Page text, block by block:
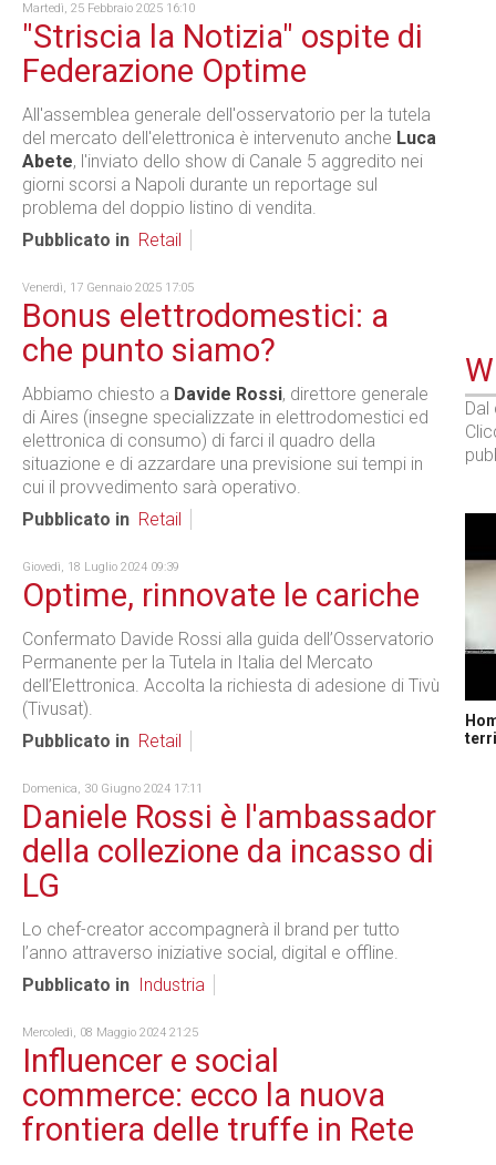
Martedì, 25 Febbraio 2025 16:10
"Striscia la Notizia" ospite di
Federazione Optime
All'assemblea generale dell'osservatorio per la tutela
del mercato dell'elettronica è intervenuto anche Luca
Abete, l'inviato dello show di Canale 5 aggredito nei
giorni scorsi a Napoli durante un reportage sul
problema del doppio listino di vendita.
Pubblicato in Retail
Venerdì, 17 Gennaio 2025 17:05
Bonus elettrodomestici: a
che punto siamo?
Abbiamo chiesto a Davide Rossi, direttore generale
di Aires (insegne specializzate in elettrodomestici ed
elettronica di consumo) di farci il quadro della
situazione e di azzardare una previsione sui tempi in
cui il provvedimento sarà operativo.
Pubblicato in Retail
Giovedì, 18 Luglio 2024 09:39
Optime, rinnovate le cariche
Confermato Davide Rossi alla guida dell’Osservatorio
Permanente per la Tutela in Italia del Mercato
dell’Elettronica. Accolta la richiesta di adesione di Tivù
(Tivusat).
Pubblicato in Retail
Domenica, 30 Giugno 2024 17:11
Daniele Rossi è l'ambassador
della collezione da incasso di
LG
Lo chef-creator accompagnerà il brand per tutto
l’anno attraverso iniziative social, digital e offline.
Pubblicato in
Industria
Mercoledì, 08 Maggio 2024 21:25
Influencer e social
commerce: ecco la nuova
frontiera delle truffe in Rete